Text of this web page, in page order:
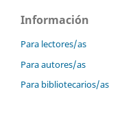
Información
Para lectores/as
Para autores/as
Para bibliotecarios/as